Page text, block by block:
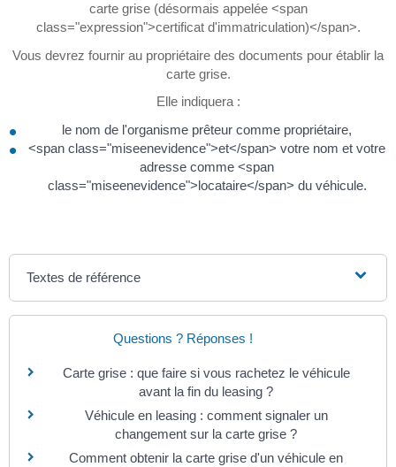
carte grise (désormais appelée <span
class="expression">certificat d'immatriculation)</span>.
Vous devrez fournir au propriétaire des documents pour établir la
carte grise.
Elle indiquera :
le nom de l'organisme prêteur comme propriétaire,
<span class="miseenevidence">et</span> votre nom et votre
adresse comme <span
class="miseenevidence">locataire</span> du véhicule.
Textes de référence
Questions ? Réponses !
Carte grise : que faire si vous rachetez le véhicule
avant la fin du leasing ?
Véhicule en leasing : comment signaler un
changement sur la carte grise ?
Comment obtenir la carte grise d'un véhicule en